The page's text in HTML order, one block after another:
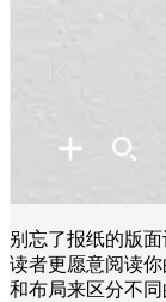
别忘了报纸的版
读者更愿意阅读
和布局来区分不